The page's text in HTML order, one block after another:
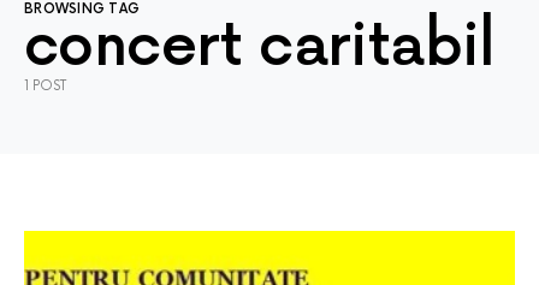
BROWSING TAG
concert caritabil
1 POST